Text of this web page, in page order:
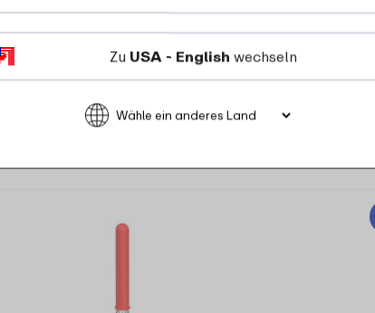
4 Farben
13
Zu USA - English wechseln